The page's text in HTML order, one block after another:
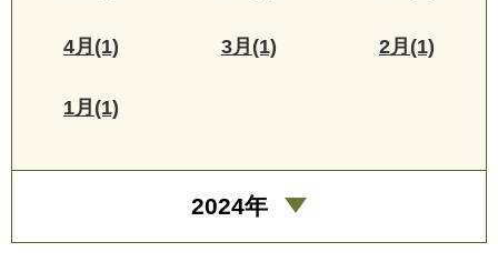
4月(1) 3月(1) 2月(1)
1月(1)
2024年